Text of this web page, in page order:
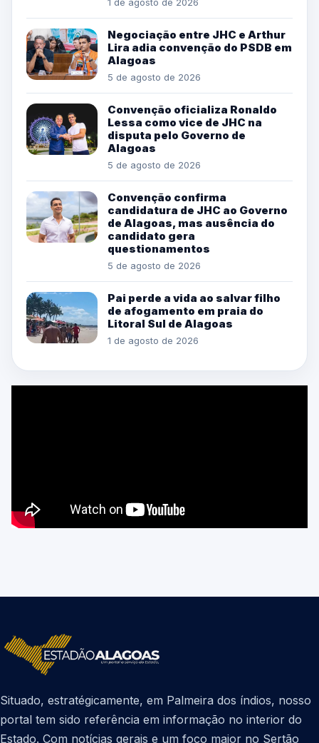
Negociação entre JHC e Arthur
Lira adia convenção do PSDB em
Alagoas
5 de agosto de 2026
Convenção oficializa Ronaldo
Lessa como vice de JHC na
disputa pelo Governo de
Alagoas
5 de agosto de 2026
Convenção confirma
candidatura de JHC ao Governo
de Alagoas, mas ausência do
candidato gera
questionamentos
5 de agosto de 2026
Pai perde a vida ao salvar filho
de afogamento em praia do
Litoral Sul de Alagoas
1 de agosto de 2026
Situado, estratégicamente, em Palmeira dos índios, nosso
portal tem sido referência em informação no interior do
Estado. Com notícias gerais e um foco maior no Sertão